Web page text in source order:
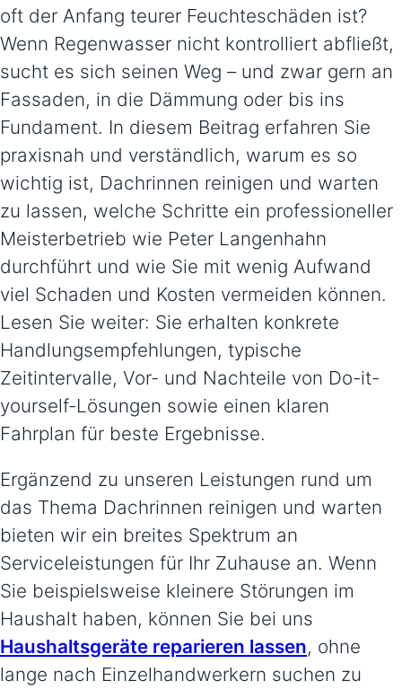
oft der Anfang teurer Feuchteschäden ist?
Wenn Regenwasser nicht kontrolliert abfließt,
sucht es sich seinen Weg – und zwar gern an
Fassaden, in die Dämmung oder bis ins
Fundament. In diesem Beitrag erfahren Sie
praxisnah und verständlich, warum es so
wichtig ist, Dachrinnen reinigen und warten
zu lassen, welche Schritte ein professioneller
Meisterbetrieb wie Peter Langenhahn
durchführt und wie Sie mit wenig Aufwand
viel Schaden und Kosten vermeiden können.
Lesen Sie weiter: Sie erhalten konkrete
Handlungsempfehlungen, typische
Zeitintervalle, Vor- und Nachteile von Do-it-
yourself-Lösungen sowie einen klaren
Fahrplan für beste Ergebnisse.
Ergänzend zu unseren Leistungen rund um
das Thema Dachrinnen reinigen und warten
bieten wir ein breites Spektrum an
Serviceleistungen für Ihr Zuhause an. Wenn
Sie beispielsweise kleinere Störungen im
Haushalt haben, können Sie bei uns
Haushaltsgeräte reparieren lassen, ohne
lange nach Einzelhandwerkern suchen zu